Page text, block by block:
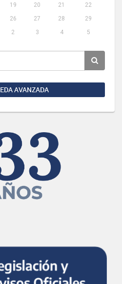
19 20 21
22
26 27 28
29
2 3 4 5
AVANZADA